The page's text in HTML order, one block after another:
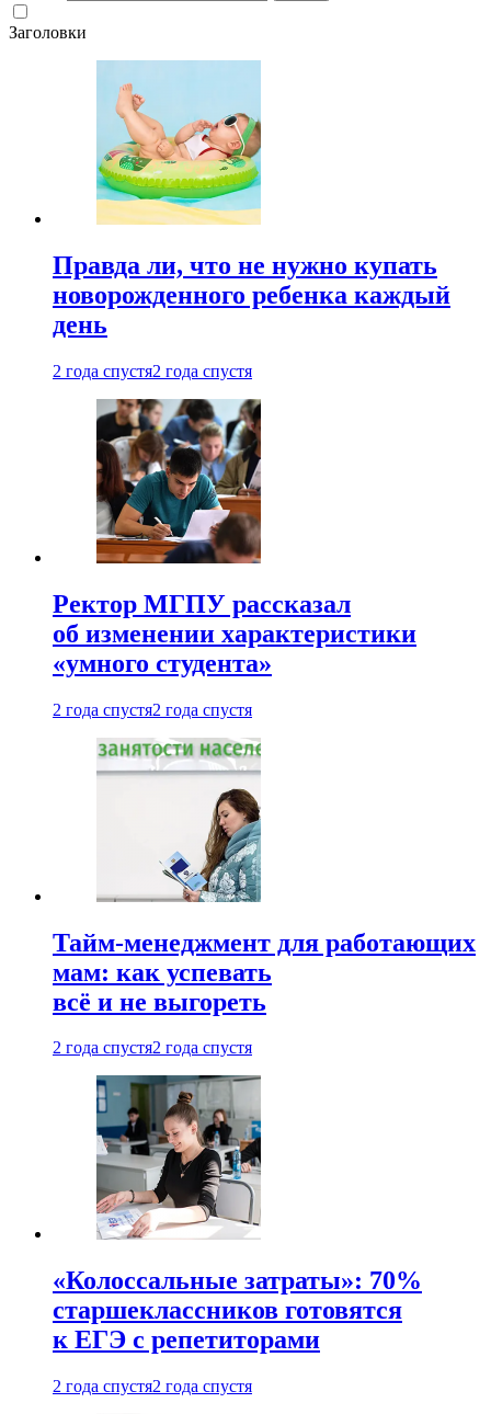
Заголовки
Правда ли, что не нужно купать
новорожденного ребенка каждый
день
2 года спустя2 года спустя
Ректор МГПУ рассказал
об изменении характеристики
«умного студента»
2 года спустя2 года спустя
Тайм-менеджмент для работающих
мам: как успевать
всё и не выгореть
2 года спустя2 года спустя
«Колоссальные затраты»: 70%
старшеклассников готовятся
к ЕГЭ с репетиторами
2 года спустя2 года спустя